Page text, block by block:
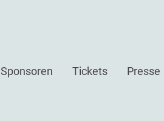
Sponsoren Tickets Presse